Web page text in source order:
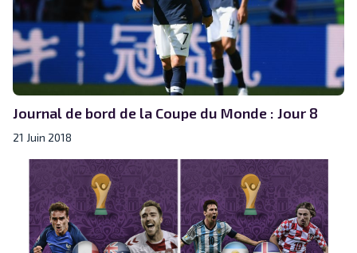
Journal de bord de la Coupe du Monde : Jour 8
21 Juin 2018